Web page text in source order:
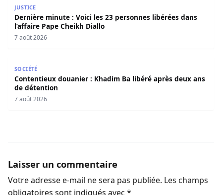
JUSTICE
Dernière minute : Voici les 23 personnes libérées dans
l’affaire Pape Cheikh Diallo
7 août 2026
SOCIÉTÉ
Contentieux douanier : Khadim Ba libéré après deux ans
de détention
7 août 2026
Laisser un commentaire
Votre adresse e-mail ne sera pas publiée. Les champs
obligatoires sont indiqués avec *